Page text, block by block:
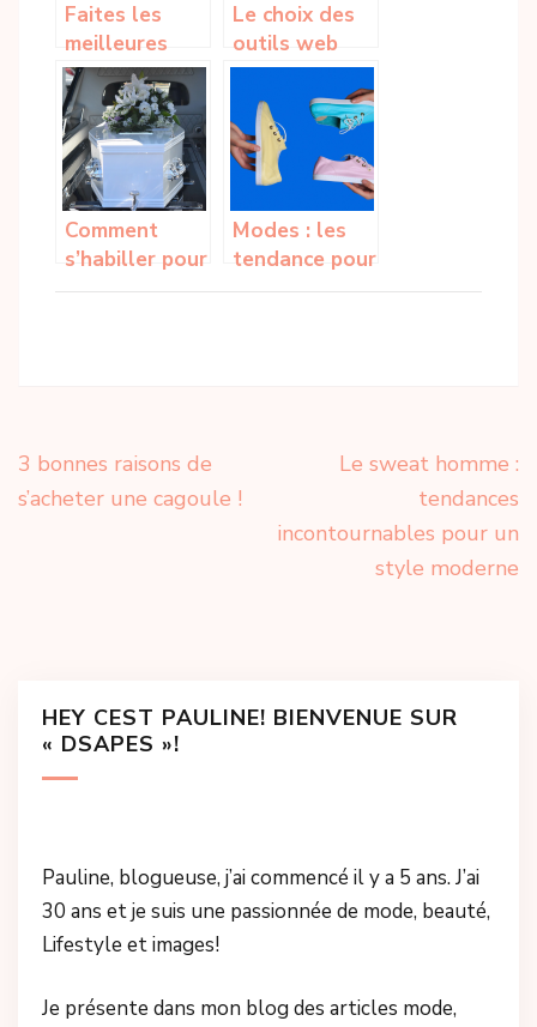
Faites les
meilleures
affaires pour
les cadeaux
de Noel sur
Vinted
Le choix des
outils web
d’inventaires
Comment
s’habiller pour
une ceremonie
Modes : les
tendance pour
cette saison
Navigation
de
3 bonnes raisons de
s’acheter une cagoule !
Le sweat homme :
tendances
incontournables pour un
style moderne
HEY CEST PAULINE! BIENVENUE SUR
« DSAPES »!
Pauline, blogueuse, j’ai commencé il y a 5 ans. J’ai
30 ans et je suis une passionnée de mode, beauté,
Lifestyle et images!
Je présente dans mon blog des articles mode,